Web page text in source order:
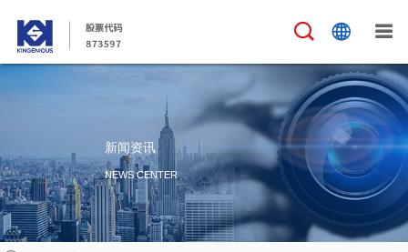
新闻资讯
NEWS CENTER